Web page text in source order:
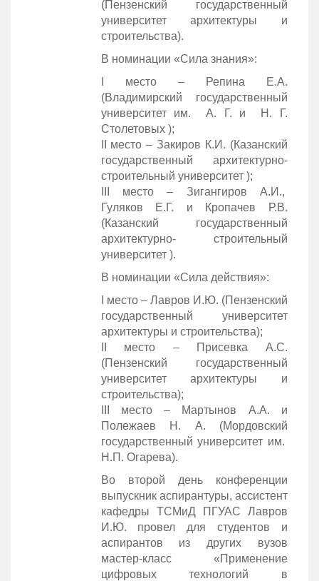
(Пензенский государственный
университет архитектуры и
строительства).
В номинации «Сила знания»:
I место – Репина Е.А.
(Владимирский государственный
университет им. А. Г. и Н. Г.
Столетовых );
II место – Закиров К.И. (Казанский
государственный архитектурно-
строительный университет );
III место – Зигангиров А.И.,
Гуляков Е.Г. и Кропачев Р.В.
(Казанский государственный
архитектурно- строительный
университет ).
В номинации «Сила действия»:
I место – Лавров И.Ю. (Пензенский
государственный университет
архитектуры и строительства);
II место – Присевка А.С.
(Пензенский государственный
университет архитектуры и
строительства);
III место – Мартынов А.А. и
Полежаев Н. А. (Мордовский
государственный университет им.
Н.П. Огарева).
Во второй день конференции
выпускник аспирантуры, ассистент
кафедры ТСМиД ПГУАС Лавров
И.Ю. провел для студентов и
аспирантов из других вузов
мастер-класс «Применение
цифровых технологий в